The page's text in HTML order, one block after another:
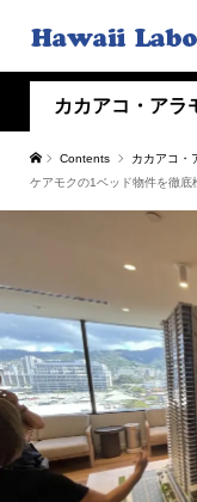
カカアコ・アラ
Contents カカアコ・
ケアモクの1ベッド物件を徹底